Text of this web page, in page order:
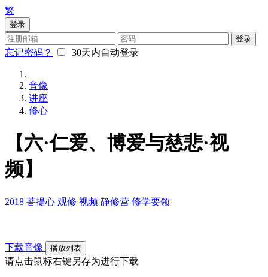
繁
登录
登录
忘记密码？ 30天内自动登录
音像
讲座
修心
【六·仁爱、博爱与慈悲·视
频】
2018 菩提心 观修 视频 静修营 修学要领
下载音像 播放列表
请点击鼠标右键另存为进行下载